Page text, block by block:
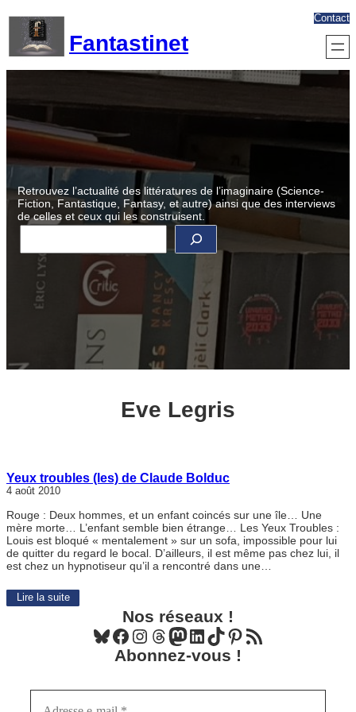
contenu
Fantastinet
Contact
Retrouvez l’actualité des littératures de l’imaginaire (Science-
Fiction, Fantastique, Fantasy, et autre) ainsi que des interviews
de celles et ceux qui les construisent.
R
c
Eve Legris
Yeux troubles (les) de Claude Bolduc
4 août 2010
Rouge : Deux hommes, et un enfant coincés sur une île… Une
mère morte… L’enfant semble bien étrange… Les Yeux Troubles :
Louis est bloqué « mentalement » sur un sofa, impossible pour lui
de quitter du regard le bocal. D’ailleurs, il est même pas chez lui, il
est chez un hypnotiseur qu’il a rencontré dans une…
Lire la suite
Nos réseaux !
Bluesky Facebook Instagram Threads Mastodon LinkedIn TikTok Pinterest Flux RSS
Abonnez-vous !